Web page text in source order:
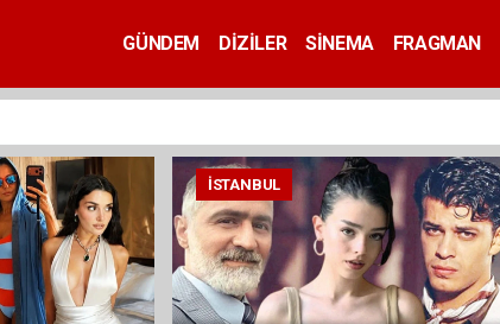
GÜNDEM DİZİLER SİNEMA FRAGMAN
İSTANBUL